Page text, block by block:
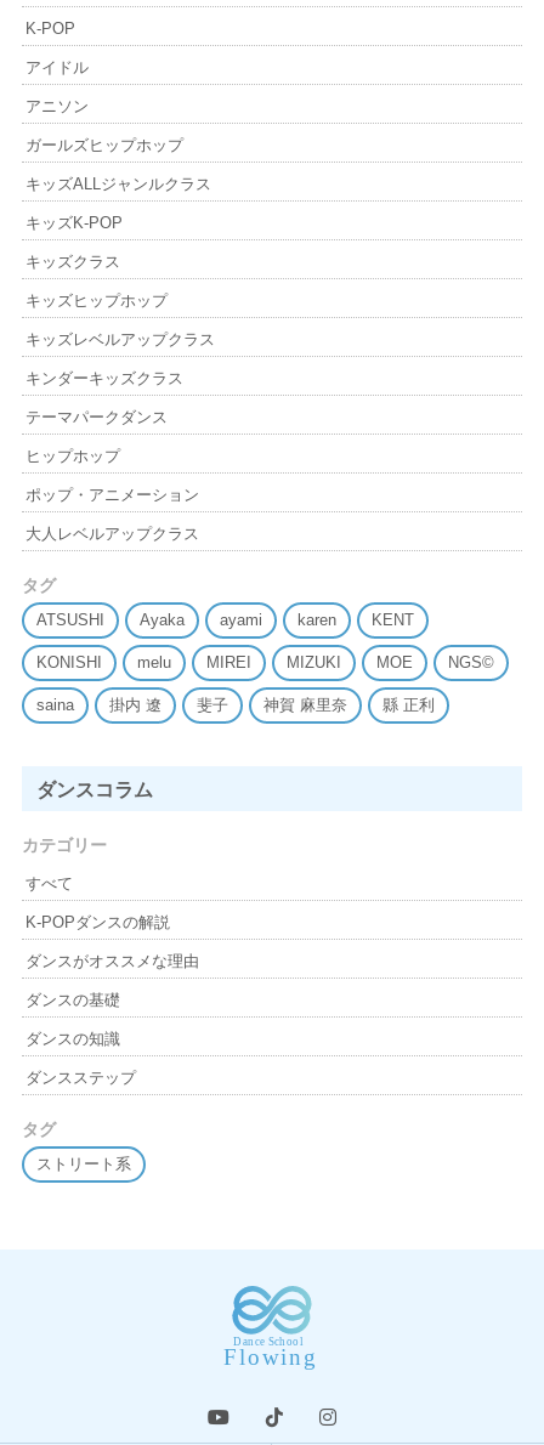
K-POP
アイドル
アニソン
ガールズヒップホップ
キッズALLジャンルクラス
キッズK-POP
キッズクラス
キッズヒップホップ
キッズレベルアップクラス
キンダーキッズクラス
テーマパークダンス
ヒップホップ
ポップ・アニメーション
大人レベルアップクラス
タグ
ATSUSHI Ayaka ayami karen KENT
KONISHI melu MIREI MIZUKI MOE NGS©
saina 掛内 遼 斐子 神賀 麻里奈 縣 正利
ダンスコラム
カテゴリー
すべて
K-POPダンスの解説
ダンスがオススメな理由
ダンスの基礎
ダンスの知識
ダンスステップ
タグ
ストリート系